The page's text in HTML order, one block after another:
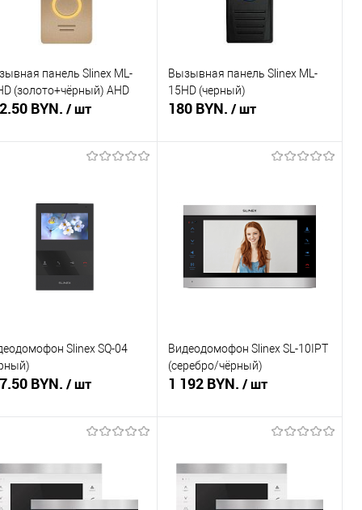
панель Slinex ML-
(золото+чёрный) AHD
BYN. / шт
в 1 клик
Сравнение
избранное
Недоступно
Вызывная панель Slinex ML-
15HD (черный)
180 BYN. / шт
Купить в 1 клик
Сравнение
В избранное
Недоступно
Slinex SQ-04
BYN. / шт
в 1 клик
Сравнение
Видеодомофон Slinex SL-10IPT
(серебро/чёрный)
1 192 BYN. / шт
Купить в 1 клик
Сравнение